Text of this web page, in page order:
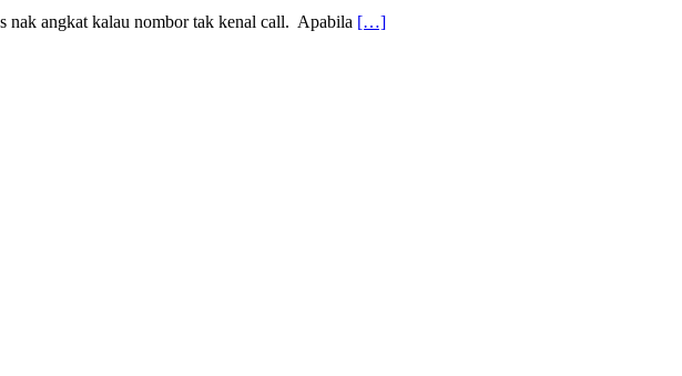
nak angkat kalau nombor tak kenal call. Apabila […]